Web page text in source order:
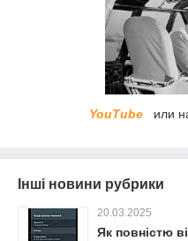
YouTube или
Інші новини рубрики
20.03.2025
Як повністю